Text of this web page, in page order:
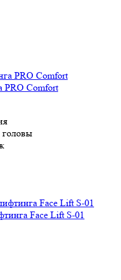
PRO Comfort
головы
Face Lift S-01